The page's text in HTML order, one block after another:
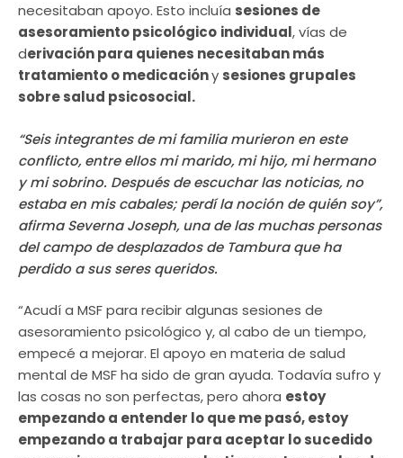
necesitaban apoyo. Esto incluía sesiones de
asesoramiento psicológico individual, vías de
derivación para quienes necesitaban más
tratamiento o medicacióny sesiones grupales
sobre salud psicosocial.
“Seis integrantes de mi familia murieron en este
conflicto, entre ellos mi marido, mi hijo, mi hermano
y mi sobrino. Después de escuchar las noticias, no
estaba en mis cabales; perdí la noción de quién soy”,
afirma Severna Joseph, una de las muchas personas
del campo de desplazados de Tambura que ha
perdido a sus seres queridos.
“Acudí a MSF para recibir algunas sesiones de
asesoramiento psicológico y, al cabo de un tiempo,
empecé a mejorar. El apoyo en materia de salud
mental de MSF ha sido de gran ayuda. Todavía sufro y
las cosas no son perfectas, pero ahora estoy
empezando a entender lo que me pasó, estoy
empezando a trabajar para aceptar lo sucedido